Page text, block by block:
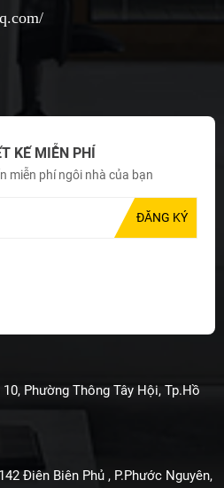
KẾ MIỄN PHÍ
miễn phí ngôi nhà của bạn
Phường Thông Tây Hội, Tp.Hồ
Điên Biên Phủ , P.Phước Nguyên,